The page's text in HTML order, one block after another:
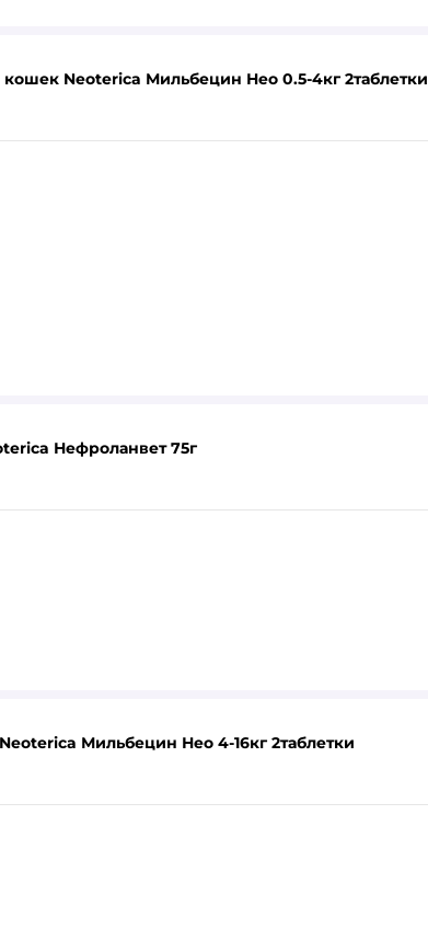
Neoterica Мильбецин Нео 0.5-4кг 2таблетки
Нефроланвет 75г
Мильбецин Нео 4-16кг 2таблетки